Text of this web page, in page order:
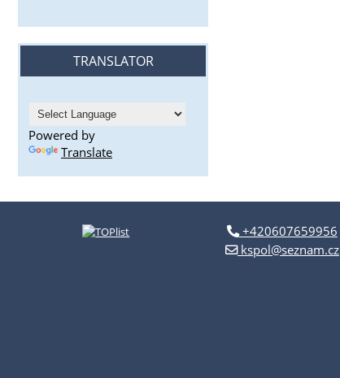
TRANSLATOR
Powered by
Translate
+420607659956
kspol@seznam.cz